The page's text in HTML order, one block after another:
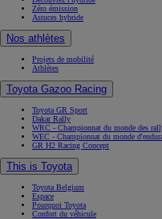
Zéro émission
Astuces hybride
Nos athlètes
Projets de mobilité
Athlètes
Toyota Gazoo Racing
Toyota GR Sport
Dakar Rally
WRC - Championnat du monde des
WEC - Championnat du monde
GR H2 Racing Concept
This is Toyota
Toyota Belgium
Espace
Pourquoi Toyota
Confort du véhicule